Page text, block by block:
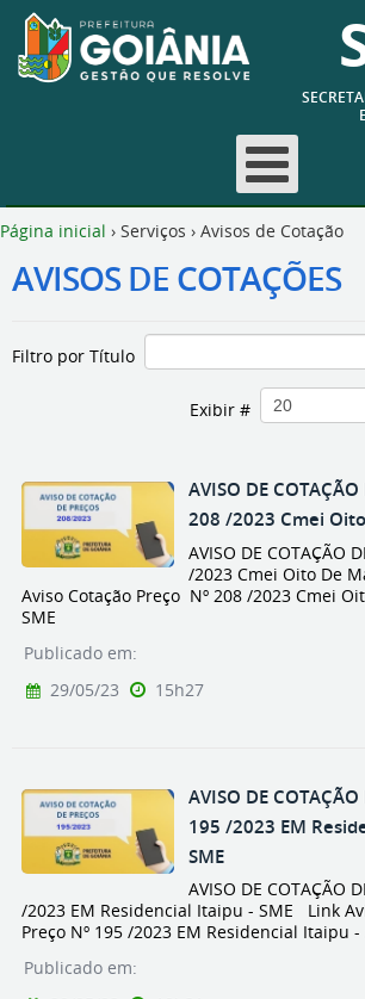
Página inicial › Serviços › Avisos de Cotação
AVISOS DE COTAÇÕES
Filtro por Título
Exibir #
AVISO DE COTAÇÃO
208 /2023 Cmei
AVISO DE COTAÇÃO
/2023 Cmei Oito De
Aviso Cotação Preço Nº 208 /2023 Cmei
SME
Publicado em:
29/05/23
15h27
AVISO DE COTAÇÃO
195 /2023 EM
SME
AVISO DE COTAÇÃO
/2023 EM Residencial Itaipu - SME Link
Preço Nº 195 /2023 EM Residencial Itaipu -
Publicado em: